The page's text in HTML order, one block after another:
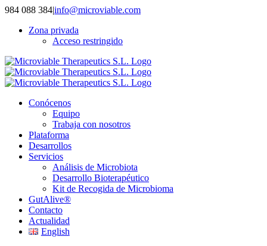
Saltar
contenido
984 088 384|info@microviable.com
Zona privada
Acceso restringido
Conócenos
Equipo
Trabaja con nosotros
Plataforma
Desarrollos
Servicios
Análisis de Microbiota
Desarrollo Bioterapéutico
Kit de Recogida de Microbioma
GutAlive®
Contacto
Actualidad
English